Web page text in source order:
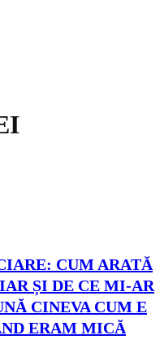
CUM ARATĂ
ȘI DE CE MI-AR
CINEVA CUM E
ERAM MICĂ